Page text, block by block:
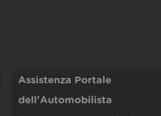
Assistenza Portale
dell'Automobilista